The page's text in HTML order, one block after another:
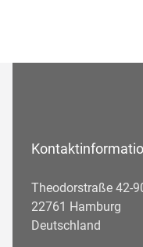
Theodorstraße 42-
22761 Hamburg
Deutschland